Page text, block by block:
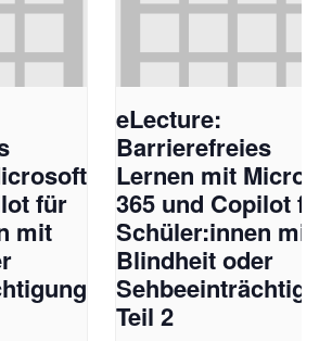
für
mit
eLecture:
Barrierefreies
Lernen mit Microsoft
365 und Copilot für
Schüler:innen mit
Blindheit oder
Sehbeeinträchtigung
Teil 2